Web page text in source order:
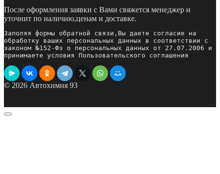
После оформления заявки с Вами свяжется менеджер и
уточнит по наличию,ценам и доставке.
Заполяя формы обратной связи,Вы даете согласие на
обработку ваших персональных данных в соответствии с
законом №152-Фз о персональных данных от 27.07.2006 и
принимаете условия Пользовательского соглашения
© 2026 Автохимия 93